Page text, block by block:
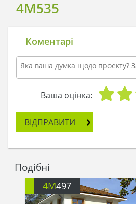
4M535
Коментарі
Ваша оцінка:
ВІДПРАВИТИ
Подібні
4M497